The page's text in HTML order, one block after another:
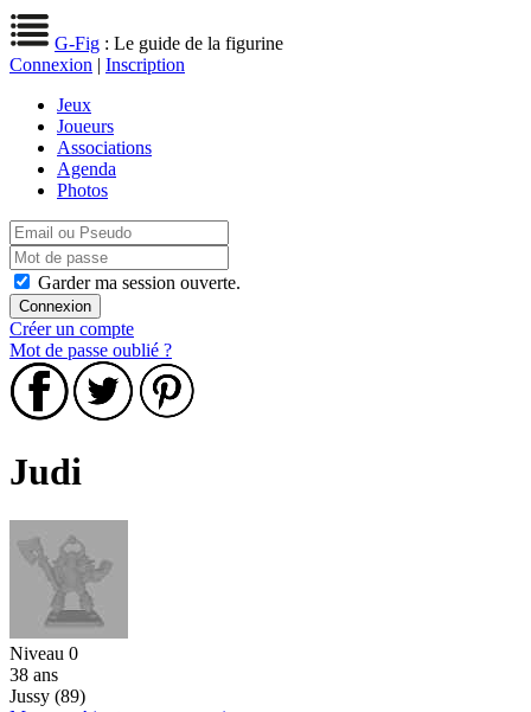
G-Fig : Le guide de la figurine
Connexion | Inscription
Jeux
Joueurs
Associations
Agenda
Photos
Garder ma session ouverte.
Créer un compte
Mot de passe oublié ?
Judi
Niveau 0
38 ans
Jussy (89)